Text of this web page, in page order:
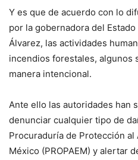
Y es que de acuerdo con lo
por la gobernadora del
Álvarez, las actividades
incendios forestales, algunos
manera intencional.
Ante ello las autoridades han
denunciar cualquier tipo de
Procuraduría de Protección al
México (PROPAEM) y alertar